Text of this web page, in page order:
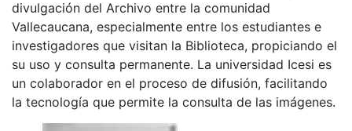
divulgación del Archivo entre la comunidad
Vallecaucana, especialmente entre los estudiantes e
investigadores que visitan la Biblioteca, propiciando el
su uso y consulta permanente. La universidad Icesi es
un colaborador en el proceso de difusión, facilitando
la tecnología que permite la consulta de las imágenes.